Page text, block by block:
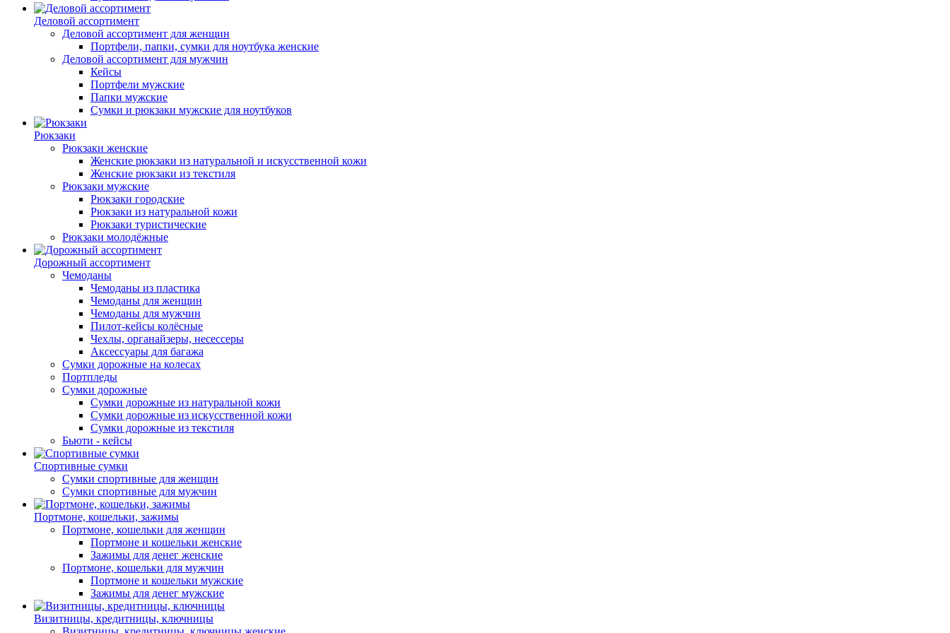
Деловой ассортимент
Деловой ассортимент для женщин
Портфели, папки, сумки для ноутбука женские
Деловой ассортимент для мужчин
Кейсы
Портфели мужские
Папки мужские
Сумки и рюкзаки мужские для ноутбуков
Рюкзаки
Рюкзаки женские
Женские рюкзаки из натуральной и искусственной кожи
Женские рюкзаки из текстиля
Рюкзаки мужские
Рюкзаки городские
Рюкзаки из натуральной кожи
Рюкзаки туристические
Рюкзаки молодёжные
Дорожный ассортимент
Чемоданы
Чемоданы из пластика
Чемоданы для женщин
Чемоданы для мужчин
Пилот-кейсы колёсные
Чехлы, органайзеры, несессеры
Аксессуары для багажа
Сумки дорожные на колесах
Портпледы
Сумки дорожные
Сумки дорожные из натуральной кожи
Сумки дорожные из искусственной кожи
Сумки дорожные из текстиля
Бьюти - кейсы
Спортивные сумки
Сумки спортивные для женщин
Сумки спортивные для мужчин
Портмоне, кошельки, зажимы
Портмоне, кошельки для женщин
Портмоне и кошельки женские
Зажимы для денег женские
Портмоне, кошельки для мужчин
Портмоне и кошельки мужские
Зажимы для денег мужские
Визитницы, кредитницы, ключницы